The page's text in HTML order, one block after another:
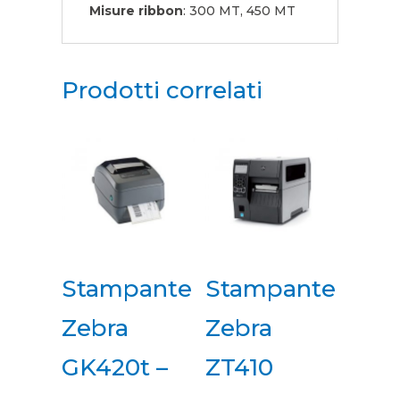
Misure ribbon: 300 MT, 450 MT
Prodotti correlati
Stampante
Zebra
GK420t –
Stampante
Zebra
ZT410